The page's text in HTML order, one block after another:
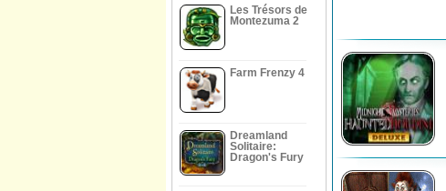
Les Trésors de
Montezuma 2
Farm Frenzy 4
Dreamland
Solitaire:
Dragon's Fury